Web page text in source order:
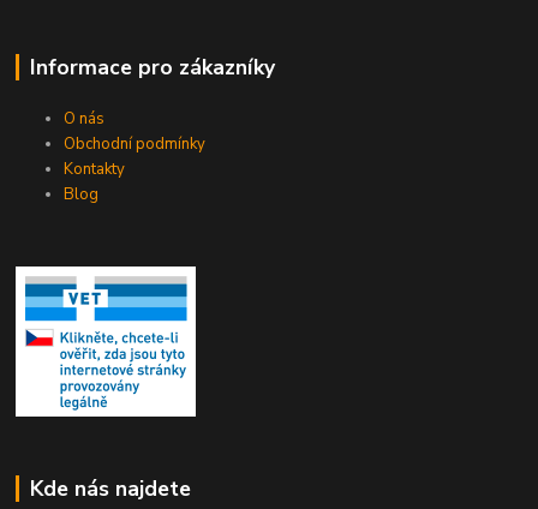
Informace pro zákazníky
O nás
Obchodní podmínky
Kontakty
Blog
Kde nás najdete